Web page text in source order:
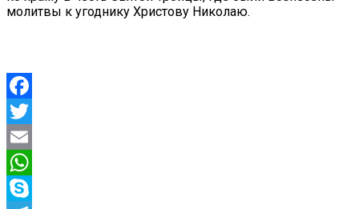
молитвы к угоднику Христову Николаю.
Facebook
Twitter
Email
WhatsApp